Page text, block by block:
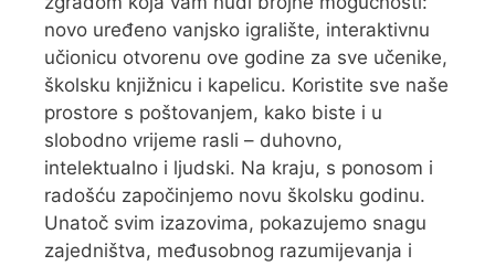
novo uređeno vanjsko igralište, interaktivnu
učionicu otvorenu ove godine za sve učenike,
školsku knjižnicu i kapelicu. Koristite sve naše
prostore s poštovanjem, kako biste i u
slobodno vrijeme rasli – duhovno,
intelektualno i ljudski. Na kraju, s ponosom i
radošću započinjemo novu školsku godinu.
Unatoč svim izazovima, pokazujemo snagu
zajedništva, međusobnog razumijevanja i